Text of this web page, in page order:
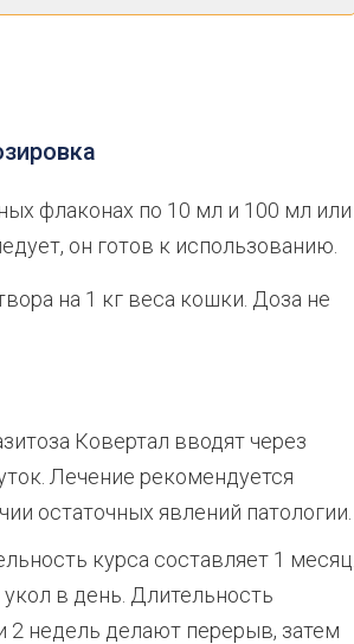
флаконах по 10 мл и 100 мл или
он готов к использованию.
на 1 кг веса кошки. Доза не
Ковертал вводят через
Лечение рекомендуется
остаточных явлений патологии.
курса составляет 1 месяц.
в день. Длительность
2 недель делают перерыв, затем